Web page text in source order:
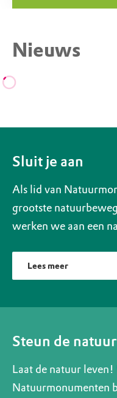
Nieuws
Sluit je aan
Als lid van
grootste
werken we aan een
Lees meer
Steun de natuur
Laat de natuur
Natuurmonumenten